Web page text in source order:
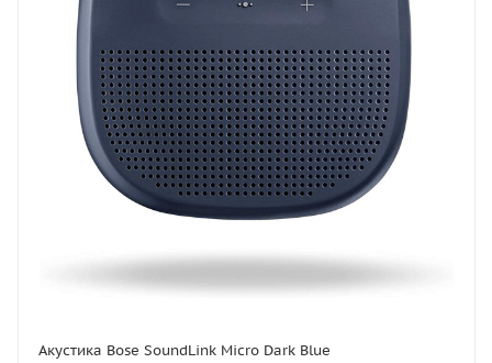
Акустика Bose SoundLink Micro Dark Blue